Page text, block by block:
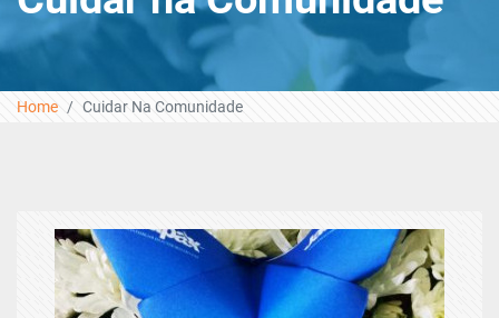
Home Cuidar Na Comunidade